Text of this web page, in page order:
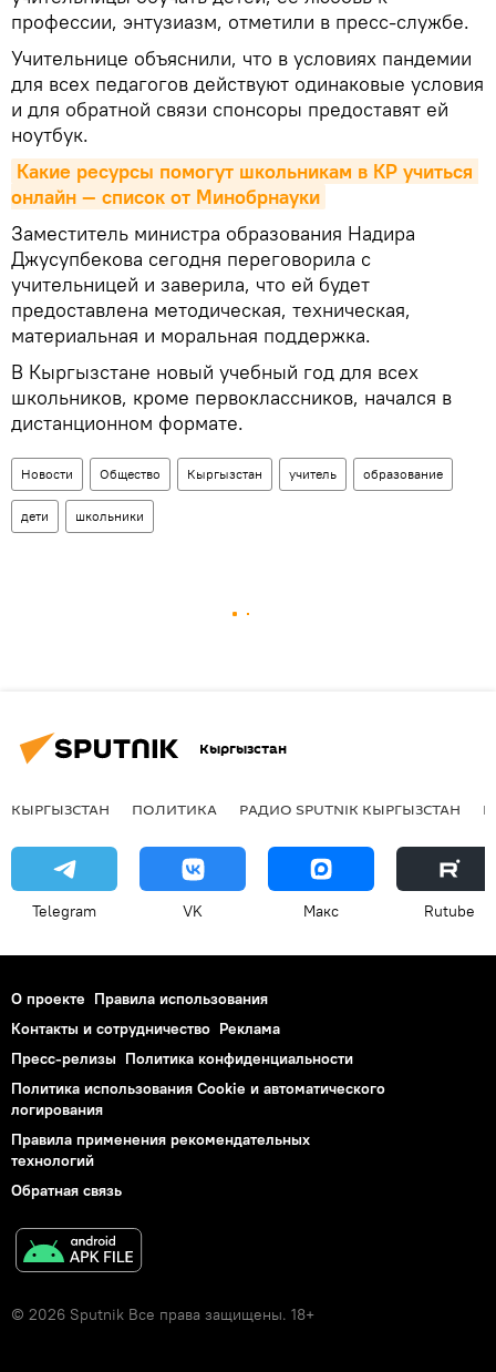
профессии, энтузиазм, отметили в пресс-службе.
Учительнице объяснили, что в условиях пандемии
для всех педагогов действуют одинаковые условия
и для обратной связи спонсоры предоставят ей
ноутбук.
Какие ресурсы помогут школьникам в КР учиться
онлайн — список от Минобрнауки
Заместитель министра образования Надира
Джусупбекова сегодня переговорила с
учительницей и заверила, что ей будет
предоставлена методическая, техническая,
материальная и моральная поддержка.
В Кыргызстане новый учебный год для всех
школьников, кроме первоклассников, начался в
дистанционном формате.
Новости Общество Кыргызстан учитель образование
дети школьники
Кыргызстан
КЫРГЫЗСТАН ПОЛИТИКА РАДИО SPUTNIK КЫРГЫЗСТАН
Telegram VK Макс Rutube
О проекте Правила использования
Контакты и сотрудничество Реклама
Пресс-релизы Политика конфиденциальности
Политика использования Cookie и автоматического
логирования
Правила применения рекомендательных
технологий
Обратная связь
© 2026 Sputnik Все права защищены. 18+